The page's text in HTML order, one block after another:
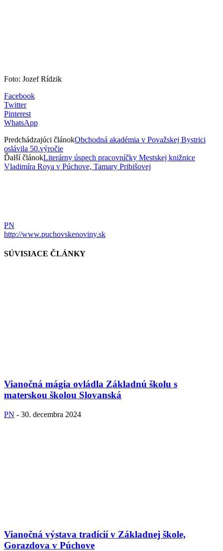
Foto: Jozef Rídzik
Facebook
Twitter
Pinterest
WhatsApp
Predchádzajúci článokObchodná akadémia v Považskej Bystrici
oslávila 50.výročie
Ďalší článokLiterárny úspech pracovníčky Mestskej knižnice
Vladimíra Roya v Púchove, Tamary Pribišovej
PN
http://www.puchovskenoviny.sk
SÚVISIACE ČLÁNKY
Vianočná mágia ovládla Základnú školu s
materskou školou Slovanská
PN - 30. decembra 2024
Vianočná výstava tradícií v Základnej škole,
Gorazdova v Púchove